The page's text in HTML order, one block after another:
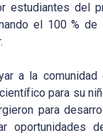
estudiantes del
el 100 %
a la
para su
para